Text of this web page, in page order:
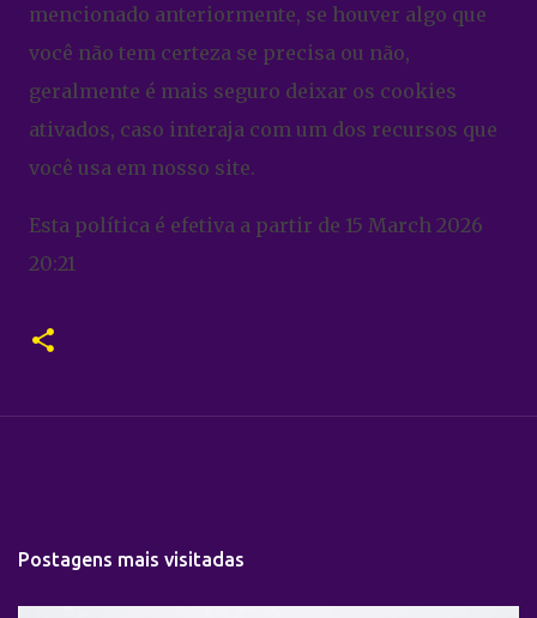
mencionado anteriormente, se houver algo que
você não tem certeza se precisa ou não,
geralmente é mais seguro deixar os cookies
ativados, caso interaja com um dos recursos que
você usa em nosso site.
Esta política é efetiva a partir de 15 March 2026
20:21
Postagens mais visitadas